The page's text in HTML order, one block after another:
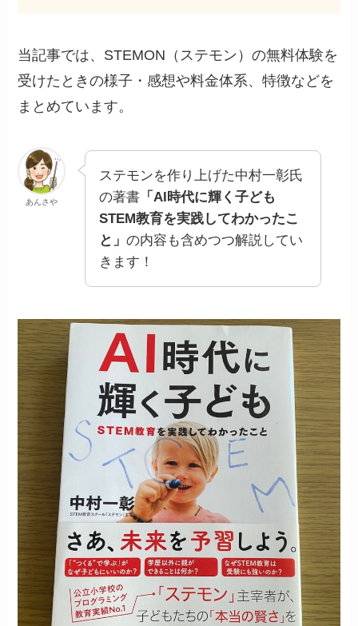
当記事では、STEMON（ステモン）の無料体験を
受けたときの様子・感想や料金体系、特徴などを
まとめています。
あんさや
ステモンを作り上げた中村一彰氏
の著書 「AI時代に輝く子ども
STEM教育を実践してわかったこ
と」の内容も含めつつ解説してい
きます！